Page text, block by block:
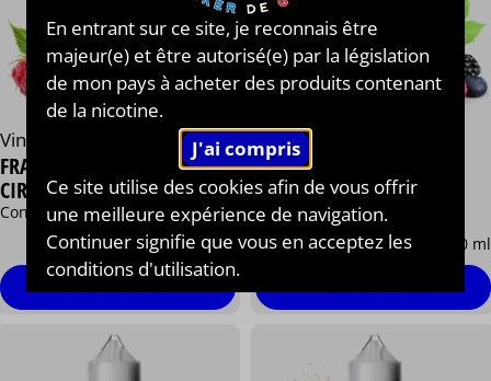
Vincent Dans Les Vapes®
FRAMBOISE LITCHI
CIRKUS® FRUITÉ
Confiture Framboise Litchi
13,90 € / 50 ml
Curieux®
NOTHING TOULOUSE
Violette Fruits rouges
13,90 € / 50 ml
En entrant sur ce site, je reconnais être
majeur(e) et être autorisé(e) par la législation
de mon pays à acheter des produits contenant
de la nicotine.
Ce site utilise des cookies afin de vous offrir
une meilleure expérience de navigation.
Continuer signifie que vous en acceptez les
conditions d'utilisation.